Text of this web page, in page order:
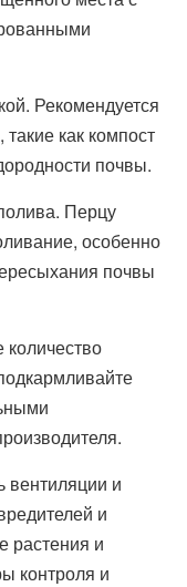
Рекомендуется
как компост
почвы.
Перцу
особенно
почвы
количество
вентиляции и
и
растения и
контроля и